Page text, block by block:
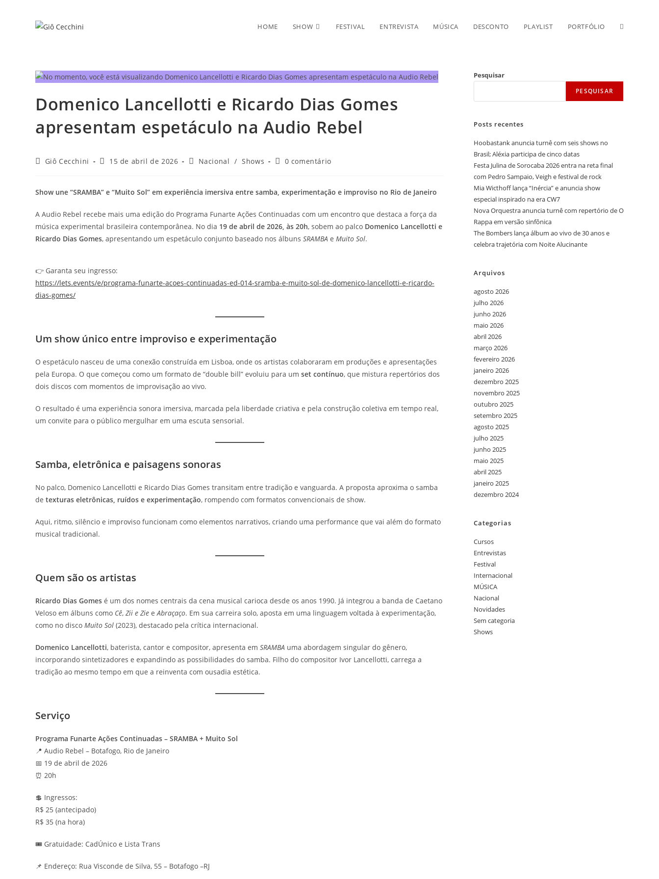
HOME SHOW FESTIVAL ENTREVISTA MÚSICA DESCONTO PLAYLIST PORTFÓLIO Alternar
do
Domenico Lancellotti e Ricardo Dias Gomes
apresentam espetáculo na Audio Rebel
AutorGiô Cecchini
Post15 de abril de 2026
Categoria
Nacional / Shows
Comentários
0 comentário
Show une “SRAMBA” e “Muito Sol” em experiência imersiva entre samba, experimentação e improviso no Rio de Janeiro
A Audio Rebel recebe mais uma edição do Programa Funarte Ações Continuadas com um encontro que destaca a força da
música experimental brasileira contemporânea. No dia 19 de abril de 2026, às 20h, sobem ao palco Domenico Lancellotti e
Ricardo Dias Gomes, apresentando um espetáculo conjunto baseado nos álbuns SRAMBA e Muito Sol.
👉 Garanta seu ingresso:
https://lets.events/e/programa-funarte-acoes-continuadas-ed-014-sramba-e-muito-sol-de-domenico-lancellotti-e-ricardo-
dias-gomes/
Um show único entre improviso e experimentação
O espetáculo nasceu de uma conexão construída em Lisboa, onde os artistas colaboraram em produções e apresentações
pela Europa. O que começou como um formato de “double bill” evoluiu para um set contínuo, que mistura repertórios dos
dois discos com momentos de improvisação ao vivo.
O resultado é uma experiência sonora imersiva, marcada pela liberdade criativa e pela construção coletiva em tempo real,
um convite para o público mergulhar em uma escuta sensorial.
Samba, eletrônica e paisagens sonoras
No palco, Domenico Lancellotti e Ricardo Dias Gomes transitam entre tradição e vanguarda. A proposta aproxima o samba
de texturas eletrônicas, ruídos e experimentação, rompendo com formatos convencionais de show.
Aqui, ritmo, silêncio e improviso funcionam como elementos narrativos, criando uma performance que vai além do formato
musical tradicional.
Quem são os artistas
Ricardo Dias Gomes é um dos nomes centrais da cena musical carioca desde os anos 1990. Já integrou a banda de Caetano
Veloso em álbuns como Cê, Zii e Zie e Abraçaço. Em sua carreira solo, aposta em uma linguagem voltada à experimentação,
como no disco Muito Sol (2023), destacado pela crítica internacional.
Domenico Lancellotti, baterista, cantor e compositor, apresenta em SRAMBA uma abordagem singular do gênero,
incorporando sintetizadores e expandindo as possibilidades do samba. Filho do compositor Ivor Lancellotti, carrega a
tradição ao mesmo tempo em que a reinventa com ousadia estética.
Serviço
Programa Funarte Ações Continuadas – SRAMBA + Muito Sol
📍 Audio Rebel – Botafogo, Rio de Janeiro
📅 19 de abril de 2026
⏰ 20h
💲 Ingressos:
R$ 25 (antecipado)
R$ 35 (na hora)
🎟️ Gratuidade: CadÚnico e Lista Trans
📌 Endereço: Rua Visconde de Silva, 55 – Botafogo –RJ
Pesquisar
PESQUISAR
Posts recentes
Hoobastank anuncia turnê com seis shows no
Brasil; Aléxia participa de cinco datas
Festa Julina de Sorocaba 2026 entra na reta final
com Pedro Sampaio, Veigh e festival de rock
Mia Wicthoff lança “Inércia” e anuncia show
especial inspirado na era CW7
Nova Orquestra anuncia turnê com repertório de O
Rappa em versão sinfônica
The Bombers lança álbum ao vivo de 30 anos e
celebra trajetória com Noite Alucinante
Arquivos
agosto 2026
julho 2026
junho 2026
maio 2026
abril 2026
março 2026
fevereiro 2026
janeiro 2026
dezembro 2025
novembro 2025
outubro 2025
setembro 2025
agosto 2025
julho 2025
junho 2025
maio 2025
abril 2025
janeiro 2025
dezembro 2024
Categorias
Cursos
Entrevistas
Festival
Internacional
MÚSICA
Nacional
Novidades
Sem categoria
Shows